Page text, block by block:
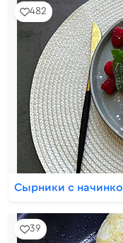
482
Сырники с
39